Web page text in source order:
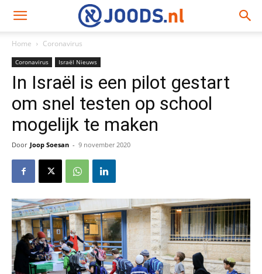
Home Coronavirus
Coronavirus Israël Nieuws
In Israël is een pilot gestart
om snel testen op school
mogelijk te maken
Door Joop Soesan - 9 november 2020